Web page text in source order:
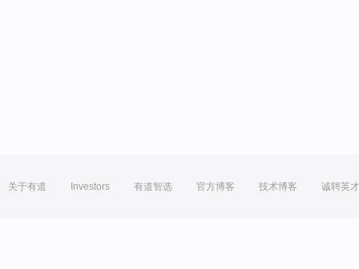
关于有道 Investors 有道智选 官方博客 技术博客 诚聘英才